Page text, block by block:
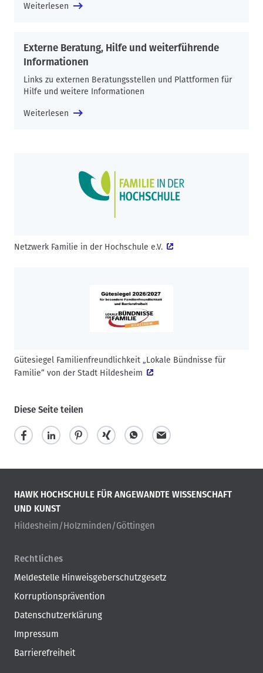
Weiterlesen
Externe Beratung, Hilfe und weiterführende
Informationen
Links zu externen Beratungsstellen und Plattformen für
Hilfe und weitere Informationen
Weiterlesen
Netzwerk Familie in der Hochschule e.V.
Gütesiegel Familienfreundlichkeit „Lokale Bündnisse für
Familie“ von der Stadt Hildesheim
Diese Seite teilen
HAWK HOCHSCHULE FÜR ANGEWANDTE WISSENSCHAFT
UND KUNST
Hildesheim/Holzminden/Göttingen
Rechtliches
Meldestelle Hinweisgeberschutzgesetz
Korruptionsprävention
Datenschutzerklärung
Impressum
Barrierefreiheit